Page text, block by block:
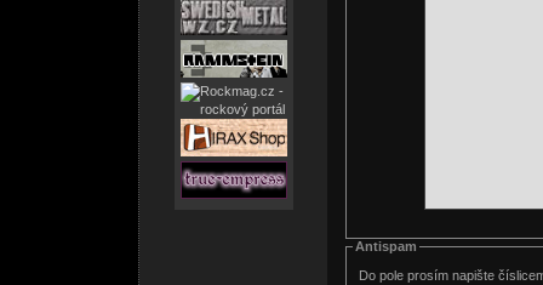
Antispam
Do pole prosím napište